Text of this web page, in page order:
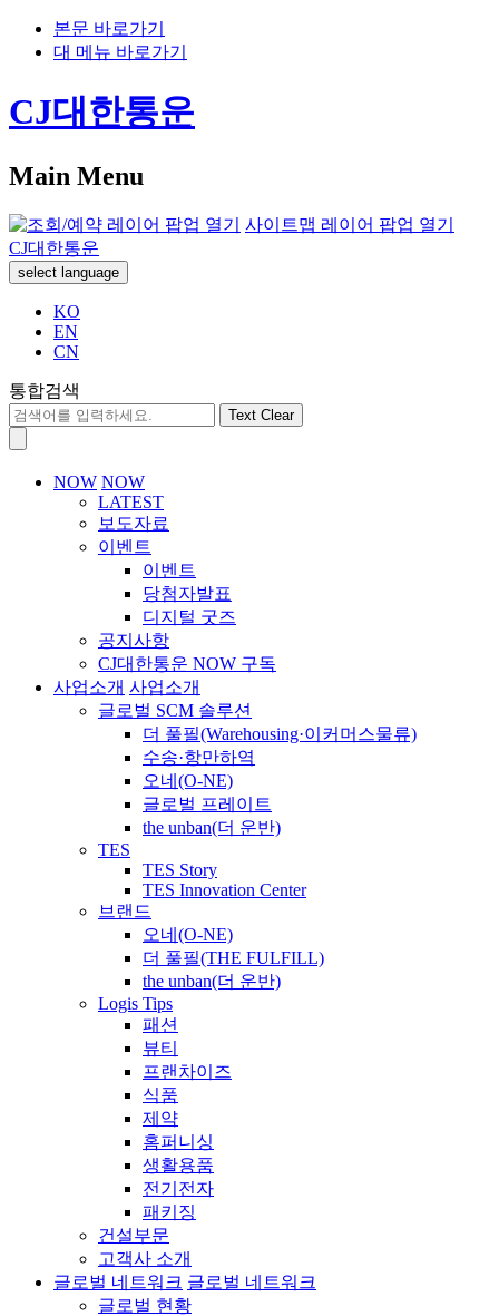
본문 바로가기
대 메뉴 바로가기
CJ대한통운
Main Menu
사이트맵 레이어 팝업 열기
CJ대한통운
select language
KO
EN
CN
통합검색
Text Clear
NOW NOW
LATEST
보도자료
이벤트
이벤트
당첨자발표
디지털 굿즈
공지사항
CJ대한통운 NOW 구독
사업소개 사업소개
글로벌 SCM 솔루션
더 풀필(Warehousing·이커머스물류)
수송·항만하역
오네(O-NE)
글로벌 프레이트
the unban(더 운반)
TES
TES Story
TES Innovation Center
브랜드
오네(O-NE)
더 풀필(THE FULFILL)
the unban(더 운반)
Logis Tips
패션
뷰티
프랜차이즈
식품
제약
홈퍼니싱
생활용품
전기전자
패키징
건설부문
고객사 소개
글로벌 네트워크 글로벌 네트워크
글로벌 현황